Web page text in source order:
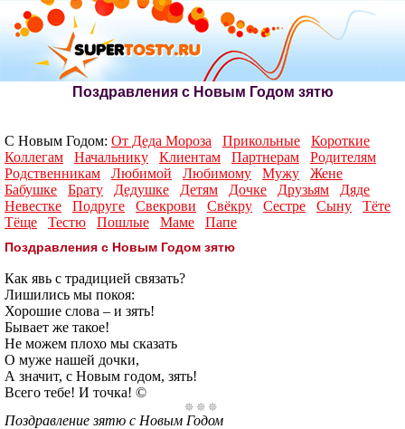
Поздравления с Новым Годом зятю
С Новым Годом: От Деда Мороза Прикольные
Короткие
Коллегам
Начальнику Клиентам Партнерам
Родителям
Родственникам
Любимой Любимому Мужу
Жене
Бабушке
Брату Дедушке Детям Дочке Друзьям
Дяде
Невестке
Подруге Свекрови Свёкру Сестре Сыну
Тёте
Тёще
Тестю Пошлые Маме Папе
Поздравления с Новым Годом зятю
Как явь с традицией связать?
Лишились мы покоя:
Хорошие слова – и зять!
Бывает же такое!
Не можем плохо мы сказать
О муже нашей дочки,
А значит, с Новым годом, зять!
Всего тебе! И точка! ©
Поздравление зятю с Новым Годом